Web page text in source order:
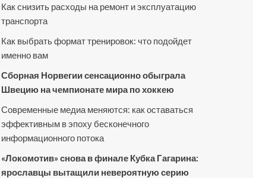
Как снизить расходы на ремонт и эксплуатацию
транспорта
Как выбрать формат тренировок: что подойдет
именно вам
Сборная Норвегии сенсационно обыграла
Швецию на чемпионате мира по хоккею
Современные медиа меняются: как оставаться
эффективным в эпоху бесконечного
информационного потока
«Локомотив» снова в финале Кубка Гагарина:
ярославцы вытащили невероятную серию